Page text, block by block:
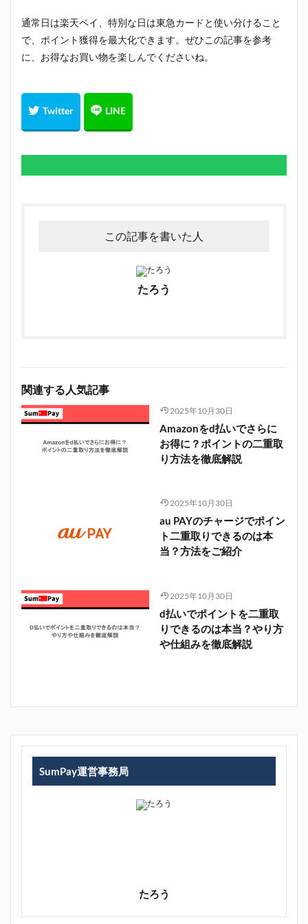
通常日は楽天ペイ、特別な日は東急カードと使い分けること
で、ポイント獲得を最大化できます。ぜひこの記事を参考
に、お得なお買い物を楽しんでくださいね。
この記事を書いた人
たろう
関連する人気記事
2025年10月30日
Amazonをd払いでさらに
お得に？ポイントの二重取
り方法を徹底解説
2025年10月30日
au PAYのチャージでポイン
ト二重取りできるのは本
当？方法をご紹介
2025年10月30日
d払いでポイントを二重取
りできるのは本当？やり方
や仕組みを徹底解説
SumPay運営事務局
たろう